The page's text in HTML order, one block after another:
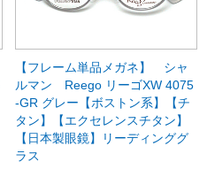
【フレーム単品メガネ】 シャ
ルマン Reego リーゴXW 4075
-GR グレー【ボストン系】【チ
タン】【エクセレンスチタン】
【日本製眼鏡】リーディンググ
ラス